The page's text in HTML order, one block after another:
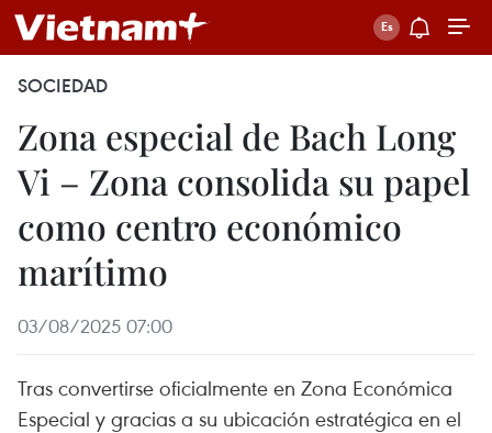
SOCIEDAD
Zona especial de Bach Long
Vi – Zona consolida su papel
como centro económico
marítimo
03/08/2025 07:00
Tras convertirse oficialmente en Zona Económica
Especial y gracias a su ubicación estratégica en el